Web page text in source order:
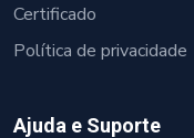
Certificado
Política de privacidade
Ajuda e Suporte